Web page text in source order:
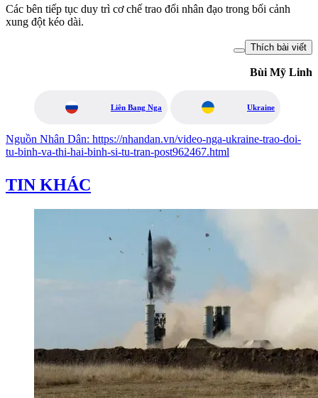
Các bên tiếp tục duy trì cơ chế trao đổi nhân đạo trong bối cảnh
xung đột kéo dài.
Thích bài viết
Bùi Mỹ Linh
Liên Bang Nga Ukraine
Nguồn Nhân Dân: https://nhandan.vn/video-nga-ukraine-trao-doi-
tu-binh-va-thi-hai-binh-si-tu-tran-post962467.html
TIN KHÁC